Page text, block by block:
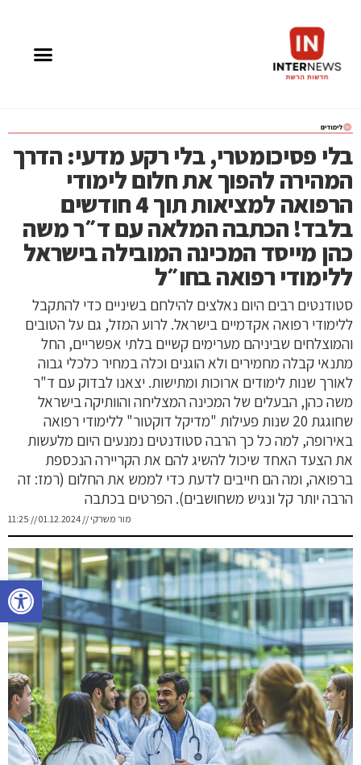
פתח סרגל נגישות
בלי פסיכומטרי, בלי רקע מדעי: הדרך
המהירה להפוך את חלום לימודי
הרפואה למציאות תוך 4 חודשים
בלבד! הכתבה המלאה עם ד״ר משה
כהן מייסד המכינה המובילה בישראל
ללימודי רפואה בחו״ל
סטודנטים רבים היום נאלצים להילחם בשיניים כדי להתקבל
ללימודי רפואה אקדמיים בישראל. לרוע המזל, גם על הטובים
והמוצלחים שביניהם מערימים קשיים בלתי אפשריים, החל
מתנאי קבלה מחמירים ולא הוגנים וכלה במחיר כלכלי גבוה
לאורך שנות לימודים ארוכות ומתישות. יצאנו לבדוק עם ד"ר
משה כהן, הבעלים של המכינה המצליחה והוותיקה בישראל
שחוגגת 20 שנות פעילות "מדיקל דוקטור" ללימודי רפואה
באירופה, למה כל כך הרבה סטודנטים נמנעים היום מלעשות
את הצעד האחד שיכול להשיג להם את הקריירה הנכספת
ברפואה, ומה הם חייבים לדעת כדי לממש את החלום (רמז: זה
הרבה יותר קל ונגיש משחושבים). הפרטים בכתבה
מור משרקי // 01.12.2024 // 11:25